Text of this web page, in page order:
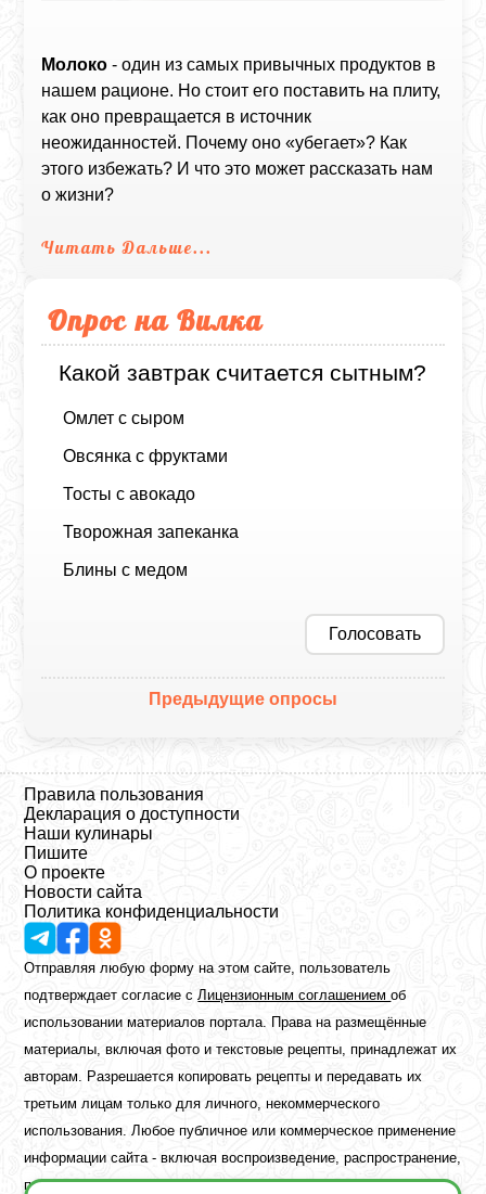
Молоко - один из самых привычных продуктов в
нашем рационе. Но стоит его поставить на плиту,
как оно превращается в источник
неожиданностей. Почему оно «убегает»? Как
этого избежать? И что это может рассказать нам
о жизни?
Читать Дальше...
Опрос на Вилка
Какой завтрак считается сытным?
Омлет с сыром
Овсянка с фруктами
Тосты с авокадо
Творожная запеканка
Блины с медом
Голосовать
Предыдущие опросы
Правила пользования
Декларация о доступности
Наши кулинары
Пишите
О проекте
Новости сайта
Политика конфиденциальности
Отправляя любую форму на этом сайте, пользователь
подтверждает согласие сЛицензионным соглашениемоб
использовании материалов портала. Права на размещённые
материалы, включая фото и текстовые рецепты, принадлежат их
авторам. Разрешается копировать рецепты и передавать их
третьим лицам только для личного, некоммерческого
использования. Любое публичное или коммерческое применение
информации сайта - включая воспроизведение, распространение,
публикацию или обработку - возможно лишь при наличии